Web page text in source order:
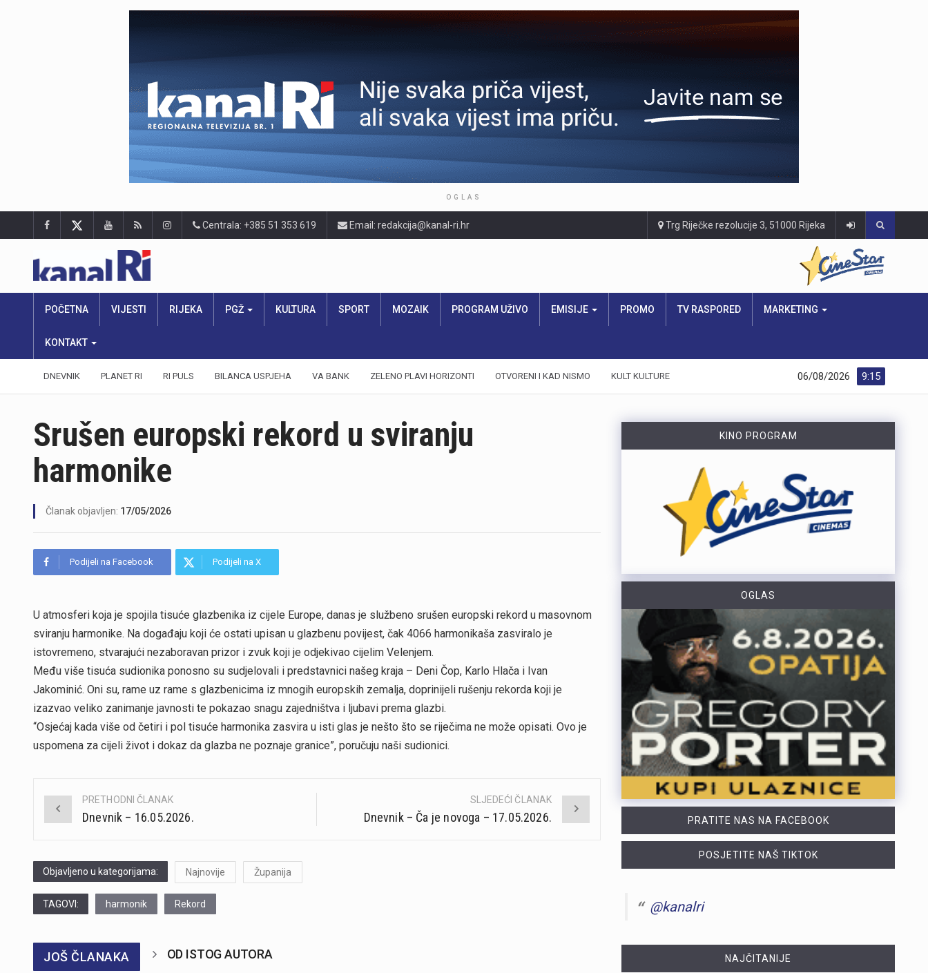
OGLAS
Centrala: +385 51 353 619 Email: redakcija@kanal-ri.hr Trg Riječke rezolucije 3, 51000 Rijeka
POČETNA VIJESTI RIJEKA PGŽ KULTURA SPORT MOZAIK PROGRAM UŽIVO EMISIJE PROMO TV RASPORED MARKETING
KONTAKT
DNEVNIK PLANET RI RI PULS BILANCA USPJEHA VA BANK ZELENO PLAVI HORIZONTI OTVORENI I KAD NISMO KULT KULTURE 9:15
06/08/2026
Srušen europski rekord u sviranju
harmonike
Članak objavljen: 17/05/2026
Podijeli na Facebook Podijeli na X
U atmosferi koja je spojila tisuće glazbenika iz cijele Europe, danas je službeno srušen europski rekord u masovnom
sviranju harmonike. Na događaju koji će ostati upisan u glazbenu povijest, čak 4066 harmonikaša zasviralo je
istovremeno, stvarajući nezaboravan prizor i zvuk koji je odjekivao cijelim Velenjem.
Među više tisuća sudionika ponosno su sudjelovali i predstavnici našeg kraja – Deni Čop, Karlo Hlača i Ivan
Jakominić. Oni su, rame uz rame s glazbenicima iz mnogih europskih zemalja, doprinijeli rušenju rekorda koji je
izazvao veliko zanimanje javnosti te pokazao snagu zajedništva i ljubavi prema glazbi.
“Osjećaj kada više od četiri i pol tisuće harmonika zasvira u isti glas je nešto što se riječima ne može opisati. Ovo je
uspomena za cijeli život i dokaz da glazba ne poznaje granice”, poručuju naši sudionici.
Post
PRETHODNI ČLANAK
Dnevnik – 16.05.2026.
SLJEDEĆI ČLANAK
Dnevnik – Ča je novoga – 17.05.2026.
Objavljeno u kategorijama: Najnovije Županija
TAGOVI: harmonik Rekord
JOŠ ČLANAKA OD ISTOG AUTORA
KINO PROGRAM
OGLAS
PRATITE NAS NA FACEBOOK
POSJETITE NAŠ TIKTOK
@kanalri
NAJČITANIJE